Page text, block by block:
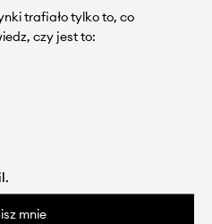
trafiało tylko to, co
czy jest to:
mnie